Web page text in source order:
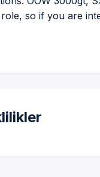
so if you are